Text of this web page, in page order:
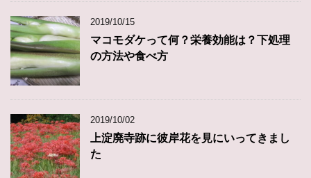
2019/10/15
マコモダケって何？栄養効能は？下処理
の方法や食べ方
2019/10/02
上淀廃寺跡に彼岸花を見にいってきまし
た